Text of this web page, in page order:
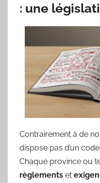
: une
Contrairement à de
dispose pas d’un
Chaque province ou
règlements et